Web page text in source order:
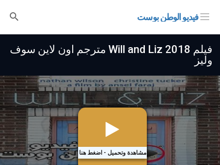
فيديو الوطن بوست
فيلم Will and Liz 2018 مترجم اون لاين سوف
وليز
مشاهدة وتحميل - اضغط هنا